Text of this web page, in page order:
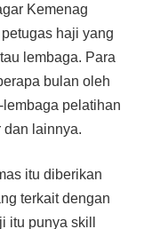
Kemenag
haji yang
lembaga. Para
bulan oleh
pelatihan
dan lainnya.
itu diberikan
terkait dengan
itu punya skill